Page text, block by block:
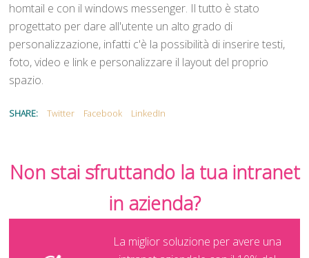
homtail e con il windows messenger. Il tutto è stato
progettato per dare all'utente un alto grado di
personalizzazione, infatti c'è la possibilità di inserire testi,
foto, video e link e personalizzare il layout del proprio
spazio.
SHARE: Twitter Facebook LinkedIn
Non stai sfruttando la tua intranet
in azienda?
La miglior soluzione per avere una